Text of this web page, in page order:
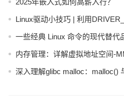
Linux驱动小技巧 | 利用
一些经典 Linux 命令的现代替代
内存管理：详解虚拟地址空间-
深入理解glibc malloc：malloc()